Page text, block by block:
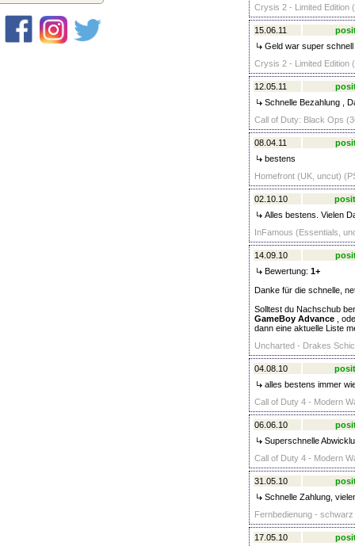
Crysis 2 - Limited Edition
15.06.11
Geld war super
Crysis 2 - Limited Edition
12.05.11
Schnelle Bezahlung ,
Call of Duty: Black Ops
08.04.11
bestens
Homefront (UK, uncut)
02.10.10
Alles bestens. Vielen
InFamous (Essentials,
14.09.10
Bewertung: 1+
Danke für die schnelle,
Solltest du Nachschub
GameBoy Advance
,
dann eine aktuelle Liste
Uncharted - Drakes
04.08.10
alles bestens immer
Call of Duty 4 - Modern
06.06.10
Superschnelle
Call of Duty 4 - Modern
31.05.10
Schnelle Zahlung,
Fernbedienung -
17.05.10